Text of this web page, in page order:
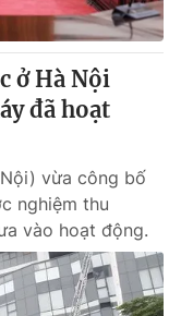
ở Hà Nội
đã hoạt
vừa công bố
nghiệm thu
vào hoạt động.